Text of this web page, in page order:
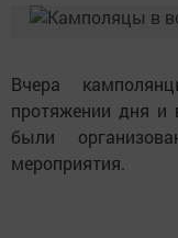
Вчера
протяжении дня и
были
мероприятия.